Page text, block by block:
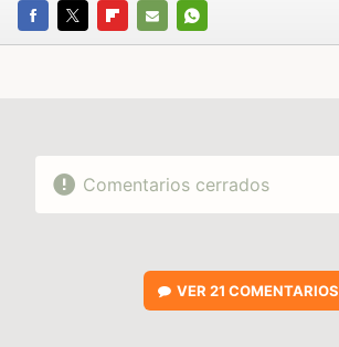
FACEBOOK
TWITTERFLIPBOARD
E-
WHATSAPP
Comentarios cerrados
VER21 COMENTARIOS